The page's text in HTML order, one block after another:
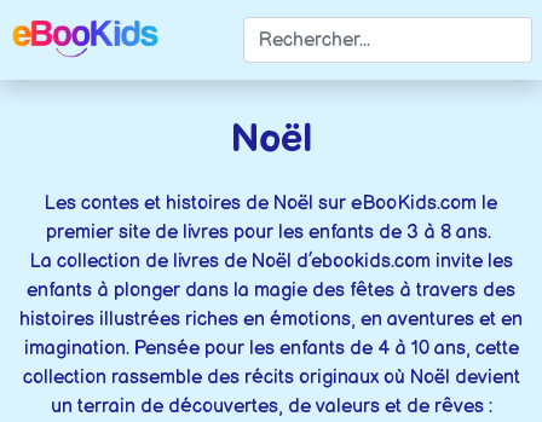
Noël
Les contes et histoires de Noël sur eBooKids.com le
premier site de livres pour les enfants de 3 à 8 ans.
La collection de livres de Noël d’ebookids.com invite les
enfants à plonger dans la magie des fêtes à travers des
histoires illustrées riches en émotions, en aventures et en
imagination. Pensée pour les enfants de 4 à 10 ans, cette
collection rassemble des récits originaux où Noël devient
un terrain de découvertes, de valeurs et de rêves :